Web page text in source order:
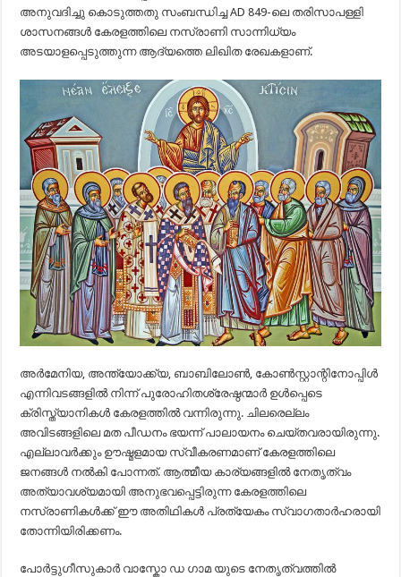
അനുവദിച്ചു കൊടുത്തതു സംബന്ധിച്ച AD 849-ലെ തരിസാപള്ളി
ശാസനങ്ങൾ കേരളത്തിലെ നസ്രാണി സാന്നിധ്യം
അടയാളപ്പെടുത്തുന്ന ആദ്യത്തെ ലിഖിത രേഖകളാണ്.
അർമേനിയ, അന്ത്യോക്ക്യ, ബാബിലോൺ, കോൺസ്റ്റാന്റിനോപ്പിൾ
എന്നിവടങ്ങളിൽ നിന്ന് പുരോഹിതശ്രേഷ്ഠന്മാർ ഉൾപ്പെടെ
ക്രിസ്ത്യാനികൾ കേരളത്തിൽ വന്നിരുന്നു. ചിലരെല്ലം
അവിടങ്ങളിലെ മത പീഡനം ഭയന്ന് പാലായനം ചെയ്തവരായിരുന്നു.
എല്ലാവർക്കും ഊഷ്മളമായ സ്വീകരണമാണ്‌ കേരളത്തിലെ
ജനങ്ങൾ നൽകി പോന്നത്‌. ആത്മീയ കാര്യങ്ങളിൽ നേതൃത്വം
അത്യാവശ്യമായി അനുഭവപ്പെട്ടിരുന്ന കേരളത്തിലെ
നസ്രാണികൾക്ക് ഈ അതിഥികൾ പ്രത്യേകം സ്വാഗതാർഹരായി
തോന്നിയിരിക്കണം.
പോർട്ടുഗീസുകാർ വാസ്കോ ഡ ഗാമ യുടെ നേതൃത്വത്തിൽ